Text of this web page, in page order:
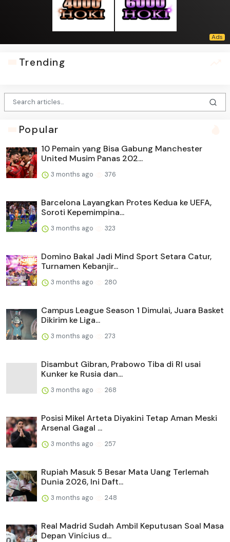
Trending
Popular
10 Pemain yang Bisa Gabung Manchester
United Musim Panas 202...
3 months ago 376
Barcelona Layangkan Protes Kedua ke UEFA,
Soroti Kepemimpina...
3 months ago 323
Domino Bakal Jadi Mind Sport Setara Catur,
Turnamen Kebanjir...
3 months ago 280
Campus League Season 1 Dimulai, Juara Basket
Dikirim ke Liga...
3 months ago 273
Disambut Gibran, Prabowo Tiba di RI usai
Kunker ke Rusia dan...
3 months ago 268
Posisi Mikel Arteta Diyakini Tetap Aman Meski
Arsenal Gagal ...
3 months ago 257
Rupiah Masuk 5 Besar Mata Uang Terlemah
Dunia 2026, Ini Daft...
3 months ago 248
Real Madrid Sudah Ambil Keputusan Soal Masa
Depan Vinícius d...